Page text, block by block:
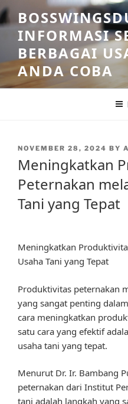
Skip
to
contentINFORMASI
BERBAGAI
ANDA COBA
POSTED
NOVEMBER 28, 2024 BY
Meningkatkan
Peternakan
Tani yang Tepat
Meningkatkan
Usaha Tani yang Tepat
Produktivitas peternakan
yang sangat penting
cara meningkatkan
satu cara yang efektif
usaha tani yang tepat.
Menurut Dr. Ir. Bambang
peternakan dari Institut
tani adalah langkah yang